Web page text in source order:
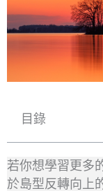
目錄
若你想學習更多
於島型反轉向上